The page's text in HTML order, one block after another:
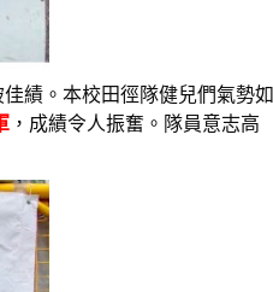
績。本校田徑隊健兒們氣勢如
，成績令人振奮。隊員意志高